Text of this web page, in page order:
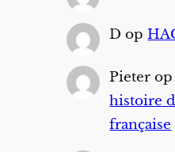
D op
Pieter op
histoire
française